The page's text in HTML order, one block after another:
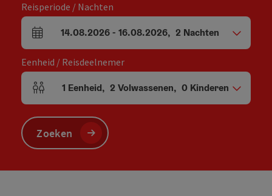
Reisperiode / Nachten
Velden voor aankomst en vertrek
14.08.2026- 16.08.2026, 2 Nachten
Eenheid / Reisdeelnemer
Aantal eenheden en persoonsvelden
1 Eenheid, 2 Volwassenen, 0 Kinderen
Zoeken